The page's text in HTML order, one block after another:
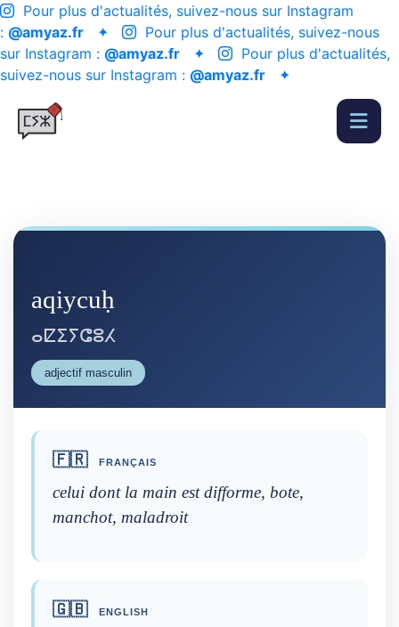
Pour plus d'actualités, suivez-nous sur Instagram
: @amyaz.fr ✦
Pour plus d'actualités, suivez-nous
sur Instagram : @amyaz.fr ✦
Pour plus d'actualités,
suivez-nous sur Instagram : @amyaz.fr ✦
aqiycuḥ
ⴰⵇⵉⵢⵛⵓⵃ
adjectif masculin
🇫🇷 FRANÇAIS
celui dont la main est difforme, bote,
manchot, maladroit
🇬🇧 ENGLISH